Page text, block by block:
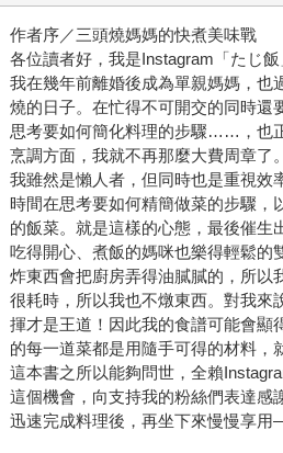
作者序／三頭燒媽媽的快煮美味戰
各位讀者好，我是Instagram「たじ飯
我在幾年前離婚後成為單親媽媽，也
燒的日子。在忙得不可開交的同時還
思考要如何簡化料理的步驟……，也
烹調方面，我就不再那麼大費周章了。
我雖然是懶人者，但同時也是重視效
時間在思考要如何精簡做菜的步驟，
的飯菜。就是這樣的心態，最後催生
吃得開心、煮飯的媽咪也樂得輕鬆的
炸東西會把廚房弄得油膩膩的，所以
很耗時，所以我也不燉東西。對我來
揮才是王道！因此我的食譜可能會顯
的每一道菜都是用隨手可得的材料，
這本書之所以能夠問世，全賴
這個機會，向支持我的粉絲們表達感
迅速完成料理後，再坐下來慢慢享